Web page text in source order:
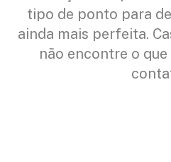
tipo de ponto para
ainda mais perfeita.
não encontre o